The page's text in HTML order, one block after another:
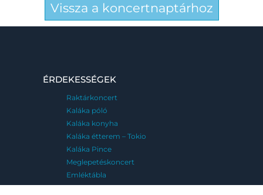
Vissza a koncertnaptárhoz
ÉRDEKESSÉGEK
Raktárkoncert
Kaláka póló
Kaláka konyha
Kaláka étterem – Tokio
Kaláka Pince
Meglepetéskoncert
Emléktábla